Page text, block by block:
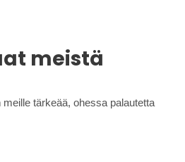
meistä
tärkeää, ohessa palautetta